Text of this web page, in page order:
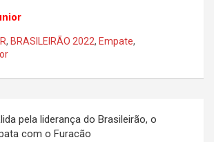
, BRASILEIRÃO 2022, Empate,
pela liderança do Brasileirão, o
com o Furacão